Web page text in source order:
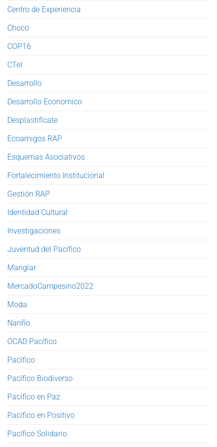
Centro de Experiencia
Chocó
COP16
CTeI
Desarrollo
Desarrollo Economico
Desplastifícate
Ecoamigos RAP
Esquemas Asociativos
Fortalecimiento Institucional
Gestión RAP
Identidad Cultural
Investigaciones
Juventud del Pacífico
Manglar
MercadoCampesino2022
Moda
Nariño
OCAD Pacífico
Pacífico
Pacífico Biodiverso
Pacífico en Paz
Pacífico en Positivo
Pacífico Solidario